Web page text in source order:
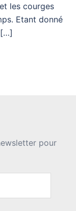
les courges
Etant donné
[…]
pour